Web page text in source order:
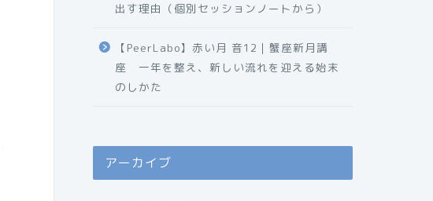
出す理由（個別セッションノートから）
【PeerLabo】赤い月 音12｜蟹座新月講
座 一年を整え、新しい流れを迎える始末
のしかた
アーカイブ